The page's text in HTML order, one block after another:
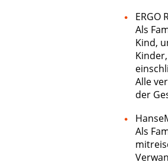
ERGO
Als
Kind,
Alle
der
Als